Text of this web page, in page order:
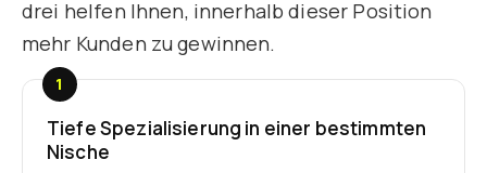
drei helfen Ihnen, innerhalb dieser Position
mehr Kunden zu gewinnen.
1
Tiefe Spezialisierung in einer bestimmten
Nische